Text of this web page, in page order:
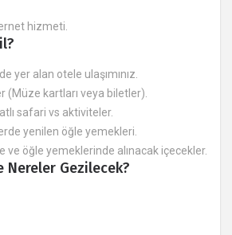
hizmeti.
yer alan otele ulaşımınız.
(Müze kartları veya biletler).
safari vs aktiviteler.
yenilen öğle yemekleri.
ve öğle yemeklerinde alınacak içecekler.
Nereler Gezilecek?